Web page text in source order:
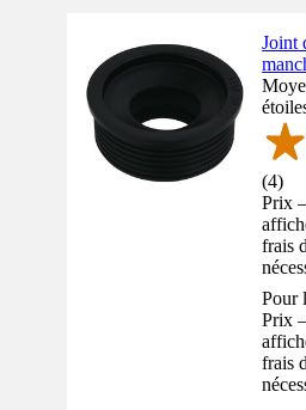
Joint
(4)
Prix
frais
Pour
Prix
frais